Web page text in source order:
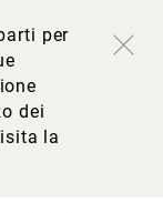
per
dei
la